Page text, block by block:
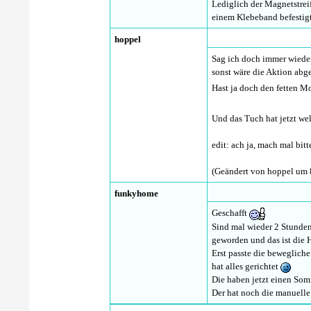
Lediglich der
einem Klebeband
hoppel
Sag ich doch immer
sonst wäre die Aktion
Hast ja doch den fetten
Und das Tuch hat jetzt
edit: ach ja, mach mal
(Geändert von hoppel um
funkyhome
Geschafft
Sind mal wieder 2
geworden und das ist die
Erst passte die
hat alles gerichtet
Die haben jetzt einen
Der hat noch die